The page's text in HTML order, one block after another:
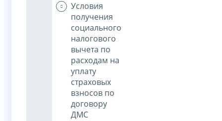
Условия
получения
социального
налогового
вычета по
расходам на
уплату
страховых
взносов по
договору
ДМС